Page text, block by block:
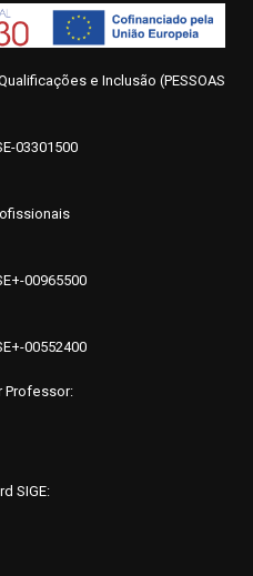
e Inclusão (PESSOAS
03301500
00965500
00552400
Professor:
SIGE: